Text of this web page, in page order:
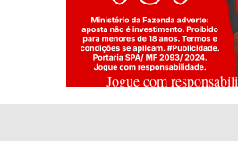
Jogue com